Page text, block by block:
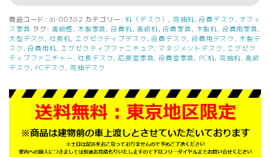
商品コード: di-00382 カテゴリー:机（デスク） , 両袖机 ,役員デスク , オフィ
ス家具 タグ: 高級感, 木製家具 ,役員机 ,高級机 ,役員家具 , 木製机 , 役員用家具 ,
大型デスク , 社長机, エグゼクティブデスク ,役員デスク ,役員用デスク , 木製デ
スク ,役員用机 , エグゼクティブファニチュア, マネジメントデスク , エグゼク
ティブファニチャー ,社長デスク ,応接室家具,役員室家具 , PC机, 両袖机 ,高級
デスク , PCデスク , 両袖デスク